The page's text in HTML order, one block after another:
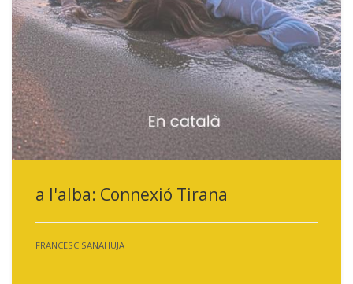
a l'alba: Connexió Tirana
FRANCESC SANAHUJA